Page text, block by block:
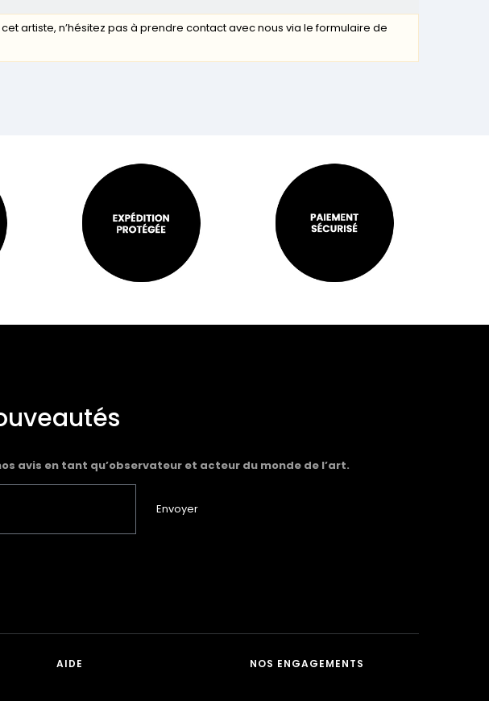
artiste, n’hésitez pas à prendre contact avec nous via le formulaire de
avis en tant qu’observateur et acteur du monde de l’art.
Envoyer
AIDE NOS ENGAGEMENTS